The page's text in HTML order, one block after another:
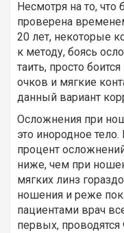
Несмотря на то, что
проверена
20 лет, некоторые
к методу, боясь
таить, просто
очков и мягкие
данный вариант
Осложнения при
это инородное
процент
ниже, чем при
мягких линз
ношения и реже
пациентами врач
первых,